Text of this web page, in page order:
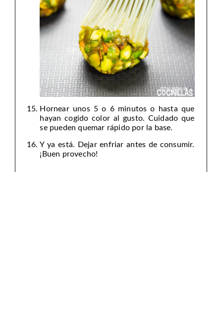
Hornear unos 5 o 6 minutos o hasta que
hayan cogido color al gusto. Cuidado que
se pueden quemar rápido por la base.
Y ya está. Dejar enfriar antes de consumir.
¡Buen provecho!